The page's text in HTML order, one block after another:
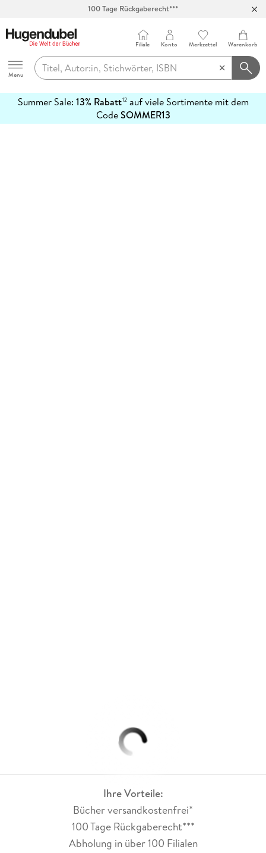
100 Tage Rückgaberecht***
Hugendubel
Menu
Filiale Konto Merkzettel Warenkorb
Summer Sale: 13% Rabatt12auf viele Sortimente mit dem
CodeSOMMER13
erfahren
Ihre Vorteile:
Bücher versandkostenfrei*
100 Tage Rückgaberecht***
Abholung in über 100 Filialen